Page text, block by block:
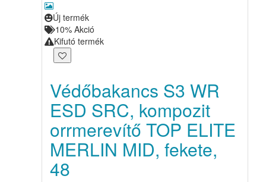
Új termék
10% Akció
Kifutó termék
Védőbakancs S3 WR
ESD SRC, kompozit
orrmerevítő TOP ELITE
MERLIN MID, fekete,
48